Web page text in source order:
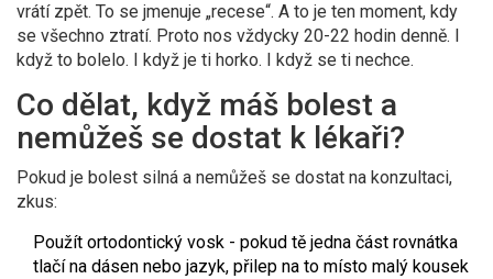
vrátí zpět. To se jmenuje „recese“. A to je ten moment, kdy
se všechno ztratí. Proto nos vždycky 20-22 hodin denně. I
když to bolelo. I když je ti horko. I když se ti nechce.
Co dělat, když máš bolest a
nemůžeš se dostat k lékaři?
Pokud je bolest silná a nemůžeš se dostat na konzultaci,
zkus:
Použít ortodontický vosk - pokud tě jedna část rovnátka
tlačí na dásen nebo jazyk, přilep na to místo malý kousek